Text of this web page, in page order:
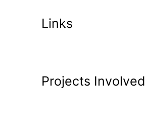
Links
Projects Involved